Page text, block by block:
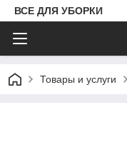
ВСЕ ДЛЯ УБОРКИ
Товары и услуги